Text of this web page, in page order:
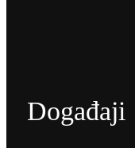
Događaji